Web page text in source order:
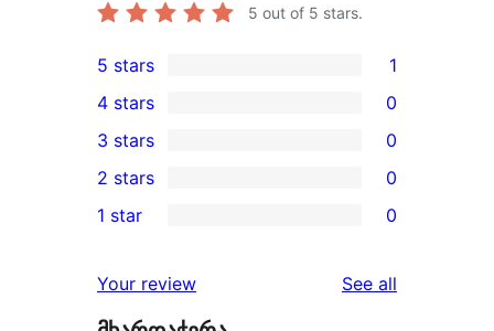
5 out of 5 stars.
1
5-
star
review
5 stars 1
4-
star
reviews
4 stars 0
0
3-
star
3 stars 0
2-
reviews
2 stars 0
star
1 star 0
Your review See all